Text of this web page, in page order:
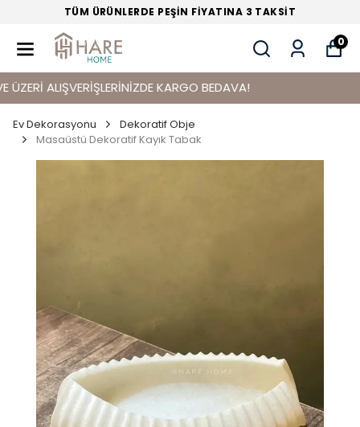
TÜM ÜRÜNLERDE PEŞİN FİYATINA 3 TAKSİT
0
ALIŞVERİŞLERİNİZDE KARGO BEDAVA!
Ev Dekorasyonu
Dekoratif Obje
Masaüstü Dekoratif Kayık Tabak